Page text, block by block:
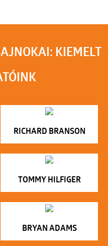
KIEMELT
RICHARD BRANSON
TOMMY HILFIGER
BRYAN ADAMS